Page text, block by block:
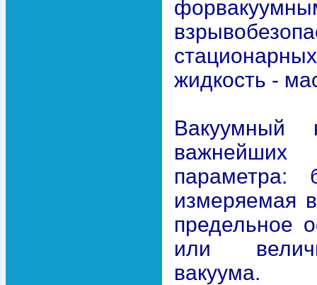
жидкость -
Вакуумный
важнейших
параметра:
измеряемая
предельное
или
вакуума.